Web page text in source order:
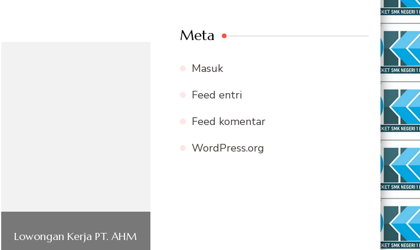
Lowongan Kerja PT. AHM
Meta
Masuk
Feed entri
Feed komentar
WordPress.org